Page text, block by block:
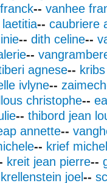
-- vanhee
-- caubriere
-- dith celine--
--
agnese--
ivlyne--
christophe--
-- thibord jean
annette--
-- krief michel
kreit jean pierre--
krellenstein joel--